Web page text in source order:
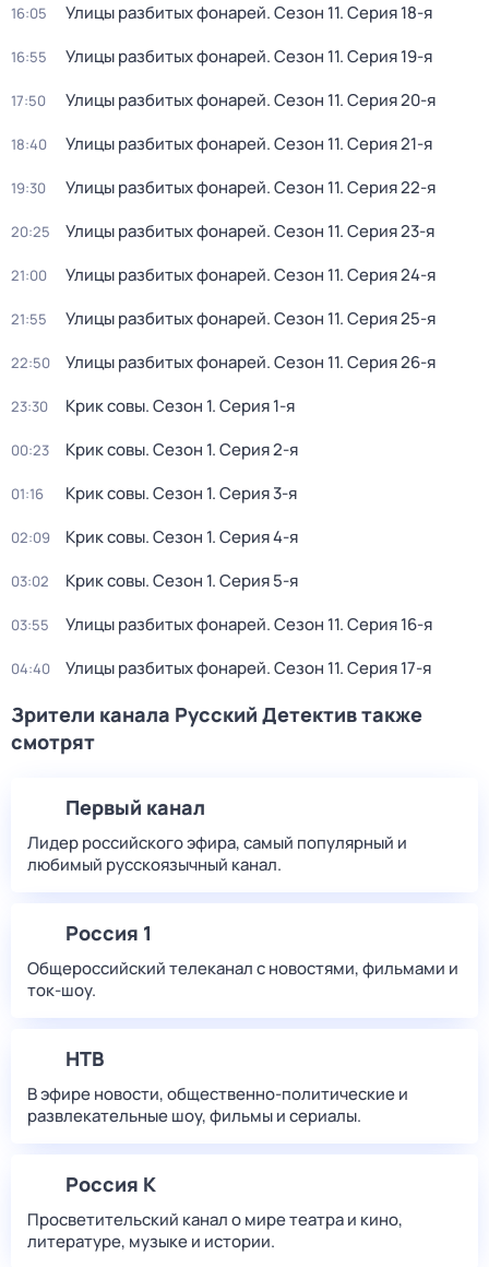
16:05 Улицы разбитых фонарей. Сезон 11. Серия 18-я
16:55 Улицы разбитых фонарей. Сезон 11. Серия 19-я
17:50 Улицы разбитых фонарей. Сезон 11. Серия 20-я
18:40 Улицы разбитых фонарей. Сезон 11. Серия 21-я
19:30 Улицы разбитых фонарей. Сезон 11. Серия 22-я
20:25 Улицы разбитых фонарей. Сезон 11. Серия 23-я
21:00 Улицы разбитых фонарей. Сезон 11. Серия 24-я
21:55 Улицы разбитых фонарей. Сезон 11. Серия 25-я
22:50 Улицы разбитых фонарей. Сезон 11. Серия 26-я
23:30 Крик совы. Сезон 1. Серия 1-я
00:23 Крик совы. Сезон 1. Серия 2-я
01:16 Крик совы. Сезон 1. Серия 3-я
02:09 Крик совы. Сезон 1. Серия 4-я
03:02 Крик совы. Сезон 1. Серия 5-я
03:55 Улицы разбитых фонарей. Сезон 11. Серия 16-я
04:40 Улицы разбитых фонарей. Сезон 11. Серия 17-я
Зрители канала Русский Детектив также
смотрят
Первый канал
Лидер российского эфира, самый популярный и
любимый русскоязычный канал.
Россия 1
Общероссийский телеканал с новостями, фильмами и
ток-шоу.
НТВ
В эфире новости, общественно-политические и
развлекательные шоу, фильмы и сериалы.
Россия К
Просветительский канал о мире театра и кино,
литературе, музыке и истории.